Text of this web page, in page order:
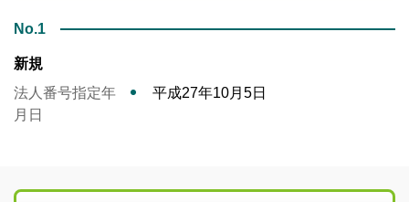
No.1
新規
法人番号指定年
月日
平成27年10月5日